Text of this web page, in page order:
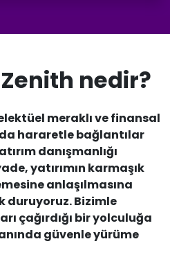
nedir?
meraklı ve finansal
hararetle bağlantılar
danışmanlığı
yatırımın karmaşık
anlaşılmasına
duruyoruz. Bizimle
çağırdığı bir yolculuğa
güvenle yürüme